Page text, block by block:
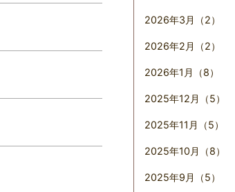
2026年3月（2）
2026年2月（2）
2026年1月（8）
2025年12月（5）
2025年11月（5）
2025年10月（8）
2025年9月（5）